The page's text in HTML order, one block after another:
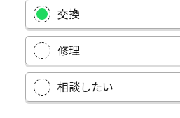
交換
修理
相談したい